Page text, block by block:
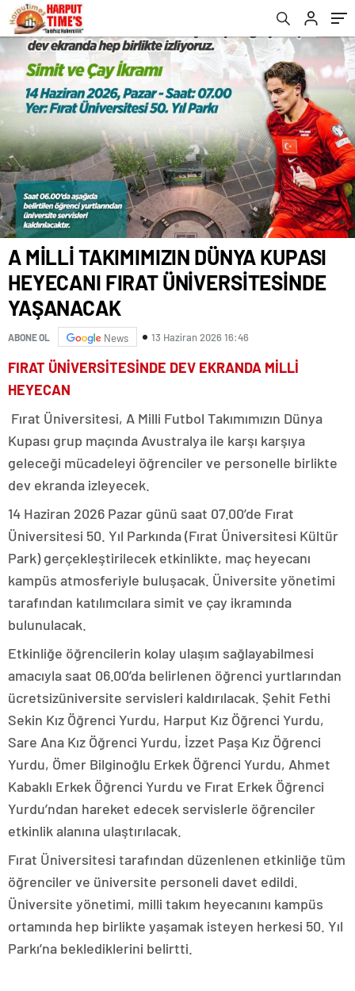
YAŞANACAK
A MİLLİ TAKIMIMIZIN DÜNYA KUPASI
HEYECANI FIRAT ÜNİVERSİTESİNDE
YAŞANACAK
ABONE OL News 13 Haziran 2026 16:46
FIRAT ÜNİVERSİTESİNDE DEV EKRANDA MİLLİ
HEYECAN
Fırat Üniversitesi, A Milli Futbol Takımımızın Dünya
Kupası grup maçında Avustralya ile karşı karşıya
geleceği mücadeleyi öğrenciler ve personelle birlikte
dev ekranda izleyecek.
14 Haziran 2026 Pazar günü saat 07.00’de Fırat
Üniversitesi 50. Yıl Parkında(Fırat Üniversitesi Kültür
Park)gerçekleştirilecek etkinlikte, maç heyecanı
kampüs atmosferiyle buluşacak. Üniversite yönetimi
tarafından katılımcılara simit ve çay ikramında
bulunulacak.
Etkinliğe öğrencilerin kolay ulaşım sağlayabilmesi
amacıyla saat 06.00’da belirlenen öğrenci yurtlarından
ücretsizüniversite servisleri kaldırılacak. Şehit Fethi
Sekin Kız Öğrenci Yurdu, Harput Kız Öğrenci Yurdu,
Sare Ana Kız Öğrenci Yurdu, İzzet Paşa Kız Öğrenci
Yurdu, Ömer Bilginoğlu Erkek Öğrenci Yurdu, Ahmet
Kabaklı Erkek Öğrenci Yurdu ve Fırat Erkek Öğrenci
Yurdu’ndan hareket edecek servislerle öğrenciler
etkinlik alanına ulaştırılacak.
Fırat Üniversitesi tarafından düzenlenen etkinliğe tüm
öğrenciler ve üniversite personeli davet edildi.
Üniversite yönetimi, milli takım heyecanını kampüs
ortamında hep birlikte yaşamak isteyen herkesi 50. Yıl
Parkı’na beklediklerini belirtti.